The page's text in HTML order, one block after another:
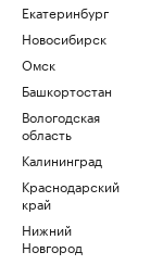
Екатеринбург
Новосибирск
Омск
Башкортостан
Вологодская
область
Калининград
Краснодарский
край
Нижний
Новгород